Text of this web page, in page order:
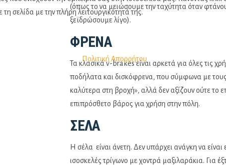
(όπως το να μειώσουμε την ταχύτητα όταν
ξεϊδρώσουμε λίγο).
ΦΡΈΝΑ
Τα κλασικά v-brakes είναι αρκετά για όλες τις
ποδήλατα και δισκόφρενα, που σύμφωνα με
καλύτερα στη βροχή», αλλά δεν αξίζουν ούτε το
επιπρόσθετο βάρος για χρήση στην πόλη.
ΣΈΛΑ
Η σέλα είναι άνετη. Δεν υπάρχει ανάγκη να
ισοσκελές τρίγωνο με χοντρά μαξιλαράκια. Για
σελίδα με την πλήρη λειτουργικότητά της.
Πολιτική Απορρήτου